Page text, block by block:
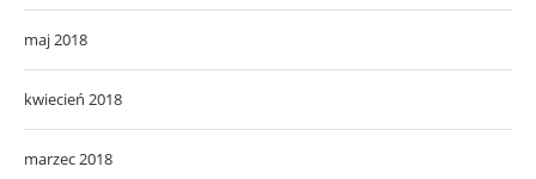
maj 2018
kwiecień 2018
marzec 2018